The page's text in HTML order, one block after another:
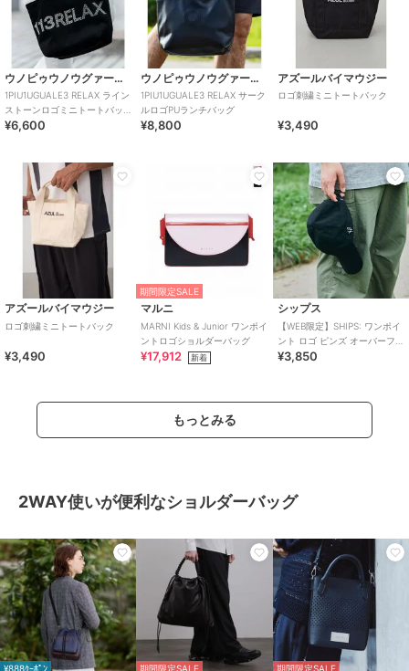
ウノピゥウノウグァーレトレ リラックス
1PIU1UGUALE3 RELAX ライン
ストーンロゴミニトートバッ
グ
¥6,600
ウノピゥウノウグァーレトレ リラックス
1PIU1UGUALE3 RELAX サーク
ルロゴPUランチバッグ
¥8,800
アズールバイマウジー
ロゴ刺繍ミニトートバック
¥3,490
アズールバイマウジー
ロゴ刺繍ミニトートバック
¥3,490
期間限定SALE
マルニ
MARNI Kids & Junior ワンポイ
ントロゴショルダーバッグ
¥17,912 新着
シップス
【WEB限定】SHIPS: ワンポイ
ント ロゴ ピンズ オーバーフィ
ット キャップ
¥3,850
もっとみる
2WAY使いが便利なショルダーバッグ
¥888ｸｰﾎﾟﾝ 期間限定SALE 期間限定SALE